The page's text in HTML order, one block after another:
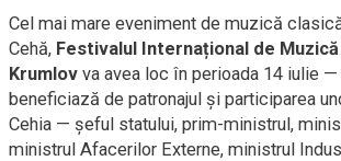
Cel mai mare eveniment de muzică
Cehă, Festivalul Internațional de
Krumlov va avea loc în perioada 14 iulie
beneficiază de patronajul și participarea
Cehia — șeful statului, prim-ministrul,
ministrul Afacerilor Externe, ministrul